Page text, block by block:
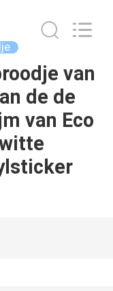
van
de de
van Eco